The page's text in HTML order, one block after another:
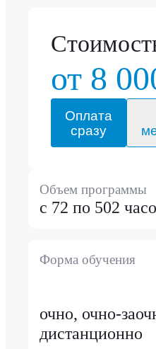
от 8
Оплата
сразу
Объем программы
с 72 по 502
Форма обучения
очно, очно-
дистанционно